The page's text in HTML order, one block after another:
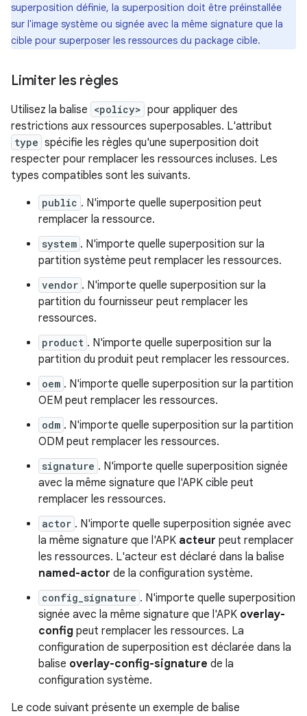
superposition définie, la superposition doit être préinstallée
sur l'image système ou signée avec la même signature que la
cible pour superposer les ressources du package cible.
Limiter les règles
Utilisez la balise <policy> pour appliquer des
restrictions aux ressources superposables. L'attribut
type spécifie les règles qu'une superposition doit
respecter pour remplacer les ressources incluses. Les
types compatibles sont les suivants.
public . N'importe quelle superposition peut
remplacer la ressource.
system . N'importe quelle superposition sur la
partition système peut remplacer les ressources.
vendor . N'importe quelle superposition sur la
partition du fournisseur peut remplacer les
ressources.
product . N'importe quelle superposition sur la
partition du produit peut remplacer les ressources.
oem . N'importe quelle superposition sur la partition
OEM peut remplacer les ressources.
odm . N'importe quelle superposition sur la partition
ODM peut remplacer les ressources.
signature . N'importe quelle superposition signée
avec la même signature que l'APK cible peut
remplacer les ressources.
actor . N'importe quelle superposition signée avec
la même signature que l'APK acteur peut remplacer
les ressources. L'acteur est déclaré dans la balise
named-actor de la configuration système.
config_signature . N'importe quelle superposition
signée avec la même signature que l'APK overlay-
config peut remplacer les ressources. La
configuration de superposition est déclarée dans la
balise overlay-config-signature de la
configuration système.
Le code suivant présente un exemple de balise